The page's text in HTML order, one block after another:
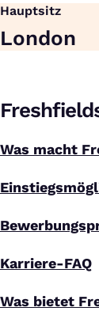
Hauptsitz
London
Was macht
Karriere-FAQ
Was bietet